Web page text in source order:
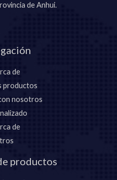
de Anhui.
de
productos
nosotros
de
productos